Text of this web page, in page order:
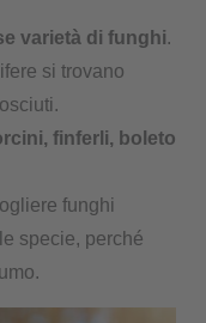
varietà di funghi.
si trovano
finferli, boleto
funghi
specie, perché